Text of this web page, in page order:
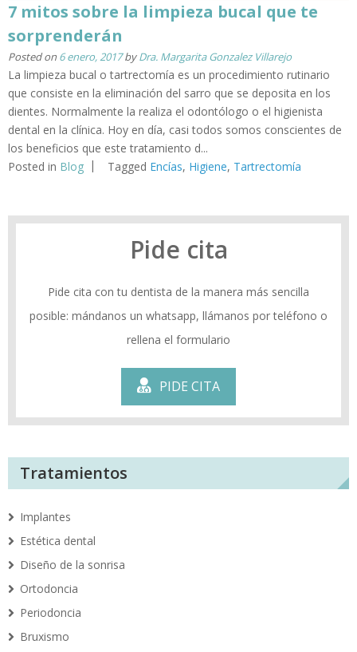
7 mitos sobre la limpieza bucal que te
sorprenderán
Posted on 6 enero, 2017byDra. Margarita Gonzalez Villarejo
La limpieza bucal o tartrectomía es un procedimiento rutinario
que consiste en la eliminación del sarro que se deposita en los
dientes. Normalmente la realiza el odontólogo o el higienista
dental en la clínica. Hoy en día, casi todos somos conscientes de
los beneficios que este tratamiento d...
Posted in Blog Tagged Encías, Higiene, Tartrectomía
Pide cita
Pide cita con tu dentista de la manera más sencilla
posible: mándanos un whatsapp, llámanos por teléfono o
rellena el formulario
PIDE CITA
Tratamientos
Implantes
Estética dental
Diseño de la sonrisa
Ortodoncia
Periodoncia
Bruxismo